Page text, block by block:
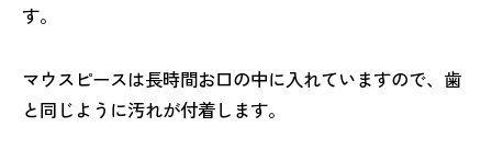
す。
マウスピースは長時間お口の中に入れていますので、歯
と同じように汚れが付着します。